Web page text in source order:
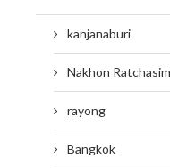
kanjanaburi
Nakhon
rayong
Bangkok